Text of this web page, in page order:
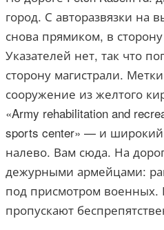
город. С авторазвязки на
снова прямиком, в
Указателей нет, так что
сторону магистрали.
сооружение из желтого
«Army rehabilitation and
sports center» — и
налево. Вам сюда. На
дежурными армейцами:
под присмотром военных.
пропускают